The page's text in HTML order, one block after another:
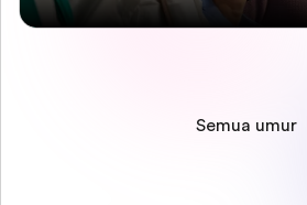
Semua umur